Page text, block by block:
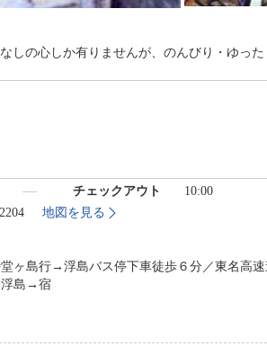
しの心しか有りませんが、のんびり・ゆった
チェックアウト
10:00
地図を見る
ヶ島行→浮島バス停下車徒歩６分／東名高速
島→宿